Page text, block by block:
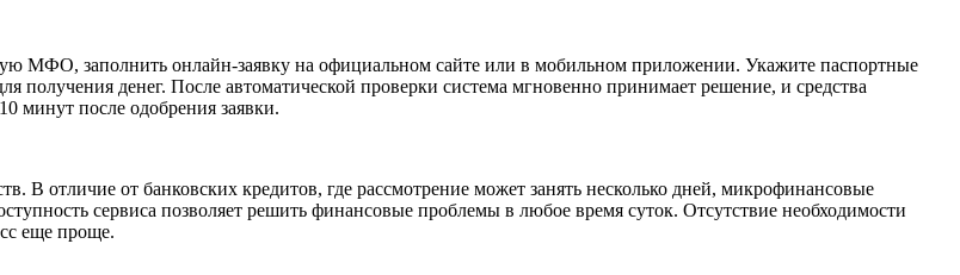
МФО, заполнить онлайн-заявку на официальном сайте или в мобильном приложении. Укажите паспортные
получения денег. После автоматической проверки система мгновенно принимает решение, и средства
минут после одобрения заявки.
В отличие от банковских кредитов, где рассмотрение может занять несколько дней, микрофинансовые
сервиса позволяет решить финансовые проблемы в любое время суток. Отсутствие необходимости
еще проще.